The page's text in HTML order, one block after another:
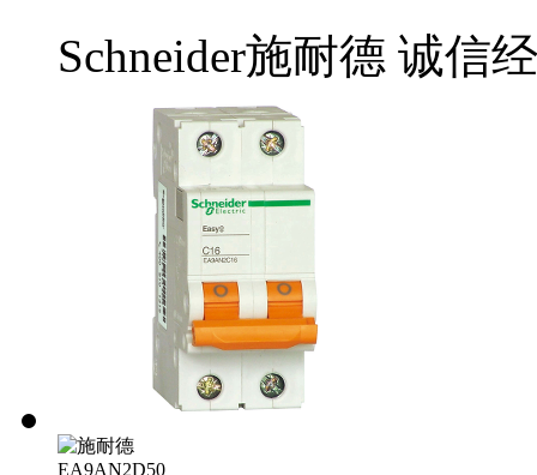
Schneider施耐德 诚信